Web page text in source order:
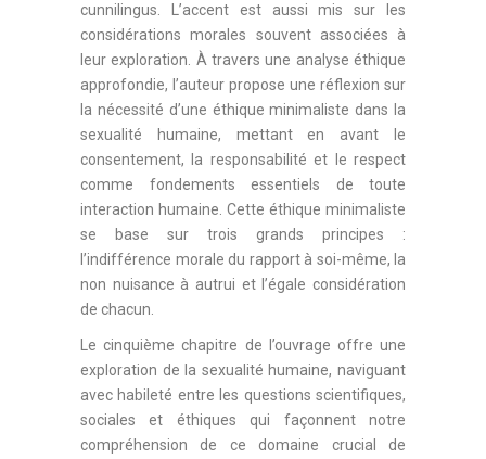
cunnilingus. L’accent est aussi mis sur les
considérations morales souvent associées à
leur exploration. À travers une analyse éthique
approfondie, l’auteur propose une réflexion sur
la nécessité d’une éthique minimaliste dans la
sexualité humaine, mettant en avant le
consentement, la responsabilité et le respect
comme fondements essentiels de toute
interaction humaine. Cette éthique minimaliste
se base sur trois grands principes :
l’indifférence morale du rapport à soi-même, la
non nuisance à autrui et l’égale considération
de chacun.
Le cinquième chapitre de l’ouvrage offre une
exploration de la sexualité humaine, naviguant
avec habileté entre les questions scientifiques,
sociales et éthiques qui façonnent notre
compréhension de ce domaine crucial de